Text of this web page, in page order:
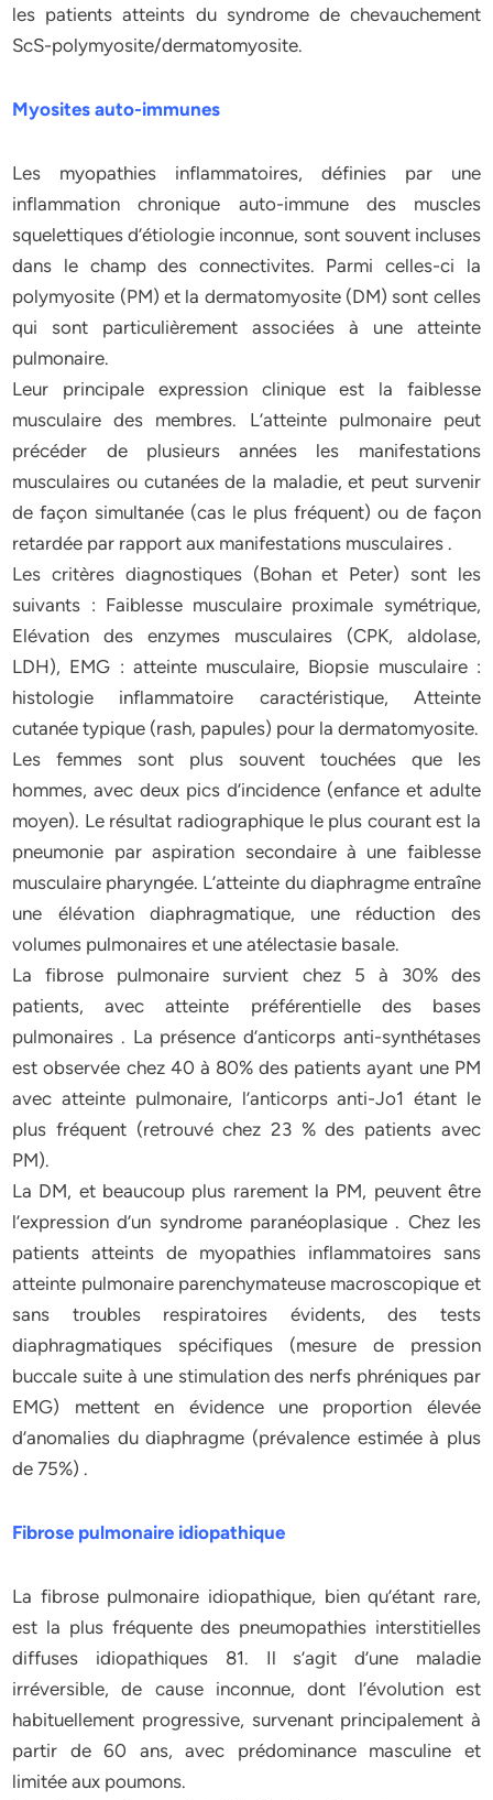
les patients atteints du syndrome de chevauchement
ScS-polymyosite/dermatomyosite.
Myosites auto-immunes
Les myopathies inflammatoires, définies par une
inflammation chronique auto-immune des muscles
squelettiques d’étiologie inconnue, sont souvent incluses
dans le champ des connectivites. Parmi celles-ci la
polymyosite (PM) et la dermatomyosite (DM) sont celles
qui sont particulièrement associées à une atteinte
pulmonaire.
Leur principale expression clinique est la faiblesse
musculaire des membres. L’atteinte pulmonaire peut
précéder de plusieurs années les manifestations
musculaires ou cutanées de la maladie, et peut survenir
de façon simultanée (cas le plus fréquent) ou de façon
retardée par rapport aux manifestations musculaires .
Les critères diagnostiques (Bohan et Peter) sont les
suivants : Faiblesse musculaire proximale symétrique,
Elévation des enzymes musculaires (CPK, aldolase,
LDH), EMG : atteinte musculaire, Biopsie musculaire :
histologie inflammatoire caractéristique, Atteinte
cutanée typique (rash, papules) pour la dermatomyosite.
Les femmes sont plus souvent touchées que les
hommes, avec deux pics d’incidence (enfance et adulte
moyen). Le résultat radiographique le plus courant est la
pneumonie par aspiration secondaire à une faiblesse
musculaire pharyngée. L’atteinte du diaphragme entraîne
une élévation diaphragmatique, une réduction des
volumes pulmonaires et une atélectasie basale.
La fibrose pulmonaire survient chez 5 à 30% des
patients, avec atteinte préférentielle des bases
pulmonaires . La présence d’anticorps anti-synthétases
est observée chez 40 à 80% des patients ayant une PM
avec atteinte pulmonaire, l’anticorps anti-Jo1 étant le
plus fréquent (retrouvé chez 23 % des patients avec
PM).
La DM, et beaucoup plus rarement la PM, peuvent être
l’expression d’un syndrome paranéoplasique . Chez les
patients atteints de myopathies inflammatoires sans
atteinte pulmonaire parenchymateuse macroscopique et
sans troubles respiratoires évidents, des tests
diaphragmatiques spécifiques (mesure de pression
buccale suite à une stimulation des nerfs phréniques par
EMG) mettent en évidence une proportion élevée
d’anomalies du diaphragme (prévalence estimée à plus
de 75%) .
Fibrose pulmonaire idiopathique
La fibrose pulmonaire idiopathique, bien qu’étant rare,
est la plus fréquente des pneumopathies interstitielles
diffuses idiopathiques 81. Il s’agit d’une maladie
irréversible, de cause inconnue, dont l’évolution est
habituellement progressive, survenant principalement à
partir de 60 ans, avec prédominance masculine et
limitée aux poumons.